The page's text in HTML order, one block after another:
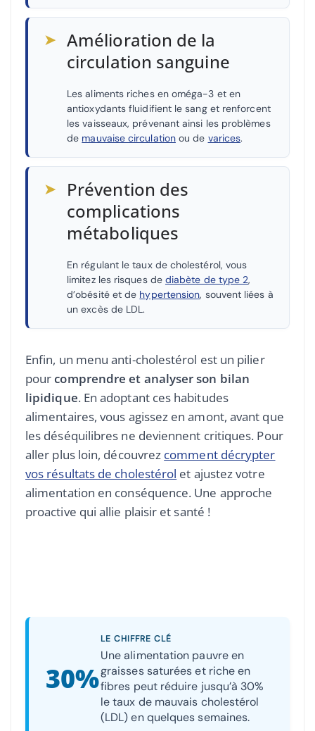
➤ Amélioration de la
circulation sanguine
Les aliments riches en oméga-3 et en
antioxydants fluidifient le sang et renforcent
les vaisseaux, prévenant ainsi les problèmes
de mauvaise circulationou de varices.
➤ Prévention des
complications
métaboliques
En régulant le taux de cholestérol, vous
limitez les risques de diabète de type 2,
d’obésité et de hypertension, souvent liées à
un excès de LDL.
Enfin, un menu anti-cholestérol est un pilier
pourcomprendre et analyser son bilan
lipidique. En adoptant ces habitudes
alimentaires, vous agissez en amont, avant que
les déséquilibres ne deviennent critiques. Pour
aller plus loin, découvrez comment décrypter
vos résultats de cholestérol et ajustez votre
alimentation en conséquence. Une approche
proactive qui allie plaisir et santé !
30%
LE CHIFFRE CLÉ
Une alimentation pauvre en
graisses saturées et riche en
fibres peut réduire jusqu’à 30%
le taux de mauvais cholestérol
(LDL) en quelques semaines.